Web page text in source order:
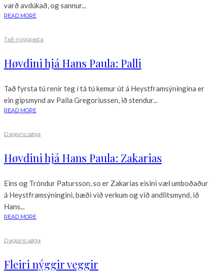
varð avdúkað, og sannur...
READ MORE
Tað nýggjasta
Høvdini hjá Hans Paula: Palli
Tað fyrsta tú renir teg í tá tú kemur út á Heystframsýningina er
ein gipsmynd av Palla Gregoriussen, ið stendur...
READ MORE
Dagsins søga
Høvdini hjá Hans Paula: Zakarias
Eins og Tróndur Patursson, so er Zakarias eisini væl umboðaður
á Heystframsýningini, bæði við verkum og við andlitsmynd, ið
Hans...
READ MORE
Dagsins søga
Fleiri nýggir veggir